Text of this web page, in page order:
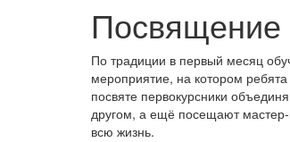
Посвящение
По традиции в первый месяц
мероприятие, на котором
посвяте первокурсники
другом, а ещё посещают мастер-
всю жизнь.